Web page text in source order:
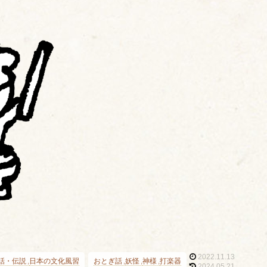
・伝説 日本の文化風習 おとぎ話 妖怪 神様 打楽器
2022.11.13